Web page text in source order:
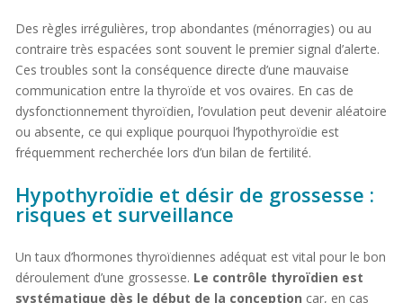
Des règles irrégulières, trop abondantes (ménorragies) ou au
contraire très espacées sont souvent le premier signal d’alerte.
Ces troubles sont la conséquence directe d’une mauvaise
communication entre la thyroïde et vos ovaires. En cas de
dysfonctionnement thyroïdien, l’ovulation peut devenir aléatoire
ou absente, ce qui explique pourquoi l’hypothyroïdie est
fréquemment recherchée lors d’un bilan de fertilité.
Hypothyroïdie et désir de grossesse :
risques et surveillance
Un taux d’hormones thyroïdiennes adéquat est vital pour le bon
déroulement d’une grossesse. Le contrôle thyroïdien est
systématique dès le début de la conception car, en cas